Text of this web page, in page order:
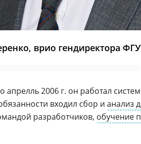
врио гендиректора
апрелль 2006 г. он работал
входил сбор и анализ
разработчиков, обучение